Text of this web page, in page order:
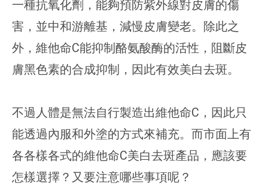
一種抗氧化劑，能夠預防紫外線對皮膚的傷
害，並中和游離基，減慢皮膚變老。除此之
外，維他命C能抑制酪氨酸酶的活性，阻斷皮
膚黑色素的合成抑制，因此有效美白去斑。
不過人體是無法自行製造出維他命C，因此只
能透過內服和外塗的方式來補充。而市面上有
各各樣各式的維他命C美白去斑產品，應該要
怎樣選擇？又要注意哪些事項呢？